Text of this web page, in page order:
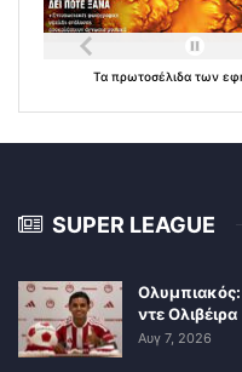
Τα πρωτοσέλιδα των
SUPER LEAGUE
ντε Ολιβέιρα
Αυγ 7, 2026